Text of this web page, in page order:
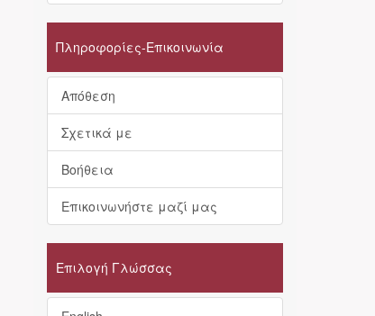
Πληροφορίες-Επικοινωνία
Απόθεση
Σχετικά με
Βοήθεια
Επικοινωνήστε μαζί μας
Επιλογή Γλώσσας